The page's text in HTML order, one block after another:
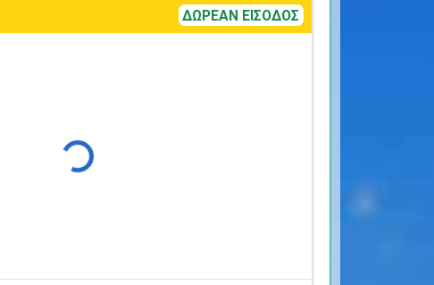
ΔΩΡΕΑΝ ΕΙΣΟΔΟΣ
Φόρτωση...